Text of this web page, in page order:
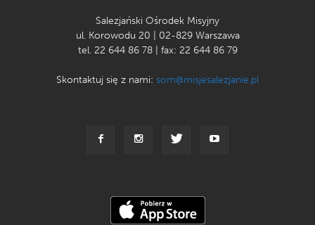
Salezjański Ośrodek Misyjny
ul. Korowodu 20 | 02-829 Warszawa
tel. 22 644 86 78 | fax: 22 644 86 79
Skontaktuj się z nami: som@misjesalezjanie.pl